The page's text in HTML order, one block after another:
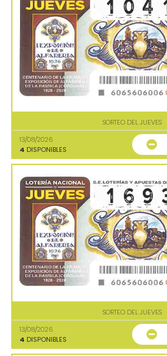
SORTEO DEL JUEVES
13/08/2026
4 DISPONIBLES
SORTEO DEL JUEVES
13/08/2026
4 DISPONIBLES